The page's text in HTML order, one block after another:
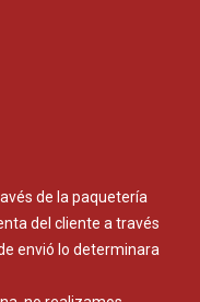
de la paquetería
del cliente a través
envió lo determinara